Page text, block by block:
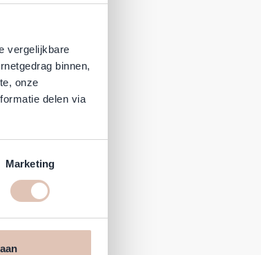
vergelijkbare
binnen,
onze
delen via
Marketing